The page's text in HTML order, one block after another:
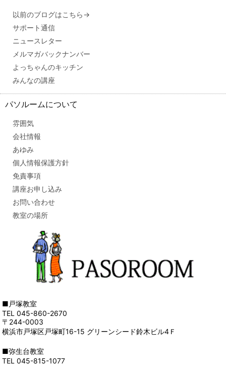
以前のブログはこちら→
サポート通信
ニュースレター
メルマガバックナンバー
よっちゃんのキッチン
みんなの講座
パソルームについて
雰囲気
会社情報
あゆみ
個人情報保護方針
免責事項
講座お申し込み
お問い合わせ
教室の場所
■戸塚教室
TEL 045-860-2670
〒244-0003
横浜市戸塚区戸塚町16-15 グリーンシード鈴木ビル4Ｆ
■弥生台教室
TEL 045-815-1077